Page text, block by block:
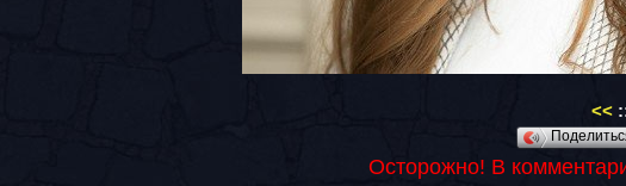
<<
Осторожно! В